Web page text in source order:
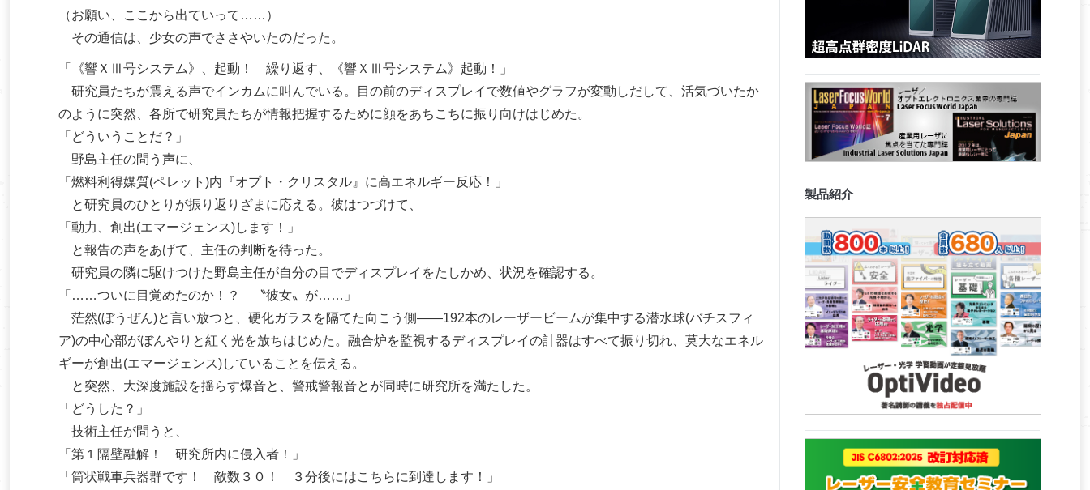
（お願い、ここから出ていって……）
その通信は、少女の声でささやいたのだった。
「《響ＸⅢ号システム》、起動！ 繰り返す、《響ＸⅢ号システム》起動！」
研究員たちが震える声でインカムに叫んでいる。目の前のディスプレイで数値やグラフが変動しだして、活気づいたか
のように突然、各所で研究員たちが情報把握するために顔をあちこちに振り向けはじめた。
「どういうことだ？」
野島主任の問う声に、
「燃料利得媒質(ペレット)内『オプト・クリスタル』に高エネルギー反応！」
と研究員のひとりが振り返りざまに応える。彼はつづけて、
「動力、創出(エマージェンス)します！」
と報告の声をあげて、主任の判断を待った。
研究員の隣に駆けつけた野島主任が自分の目でディスプレイをたしかめ、状況を確認する。
「……ついに目覚めたのか！？ 〝彼女〟が……」
茫然(ぼうぜん)と言い放つと、硬化ガラスを隔てた向こう側――192本のレーザービームが集中する潜水球(バチスフィ
ア)の中心部がぼんやりと紅く光を放ちはじめた。融合炉を監視するディスプレイの計器はすべて振り切れ、莫大なエネル
ギーが創出(エマージェンス)していることを伝える。
と突然、大深度施設を揺らす爆音と、警戒警報音とが同時に研究所を満たした。
「どうした？」
技術主任が問うと、
「第１隔壁融解！ 研究所内に侵入者！」
「筒状戦車兵器群です！ 敵数３０！ ３分後にはこちらに到達します！」
製品紹介